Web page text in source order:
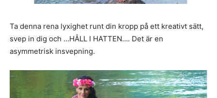
Ta denna rena lyxighet runt din kropp på ett kreativt sätt,
svep in dig och …HÅLL I HATTEN…. Det är en
asymmetrisk insvepning.